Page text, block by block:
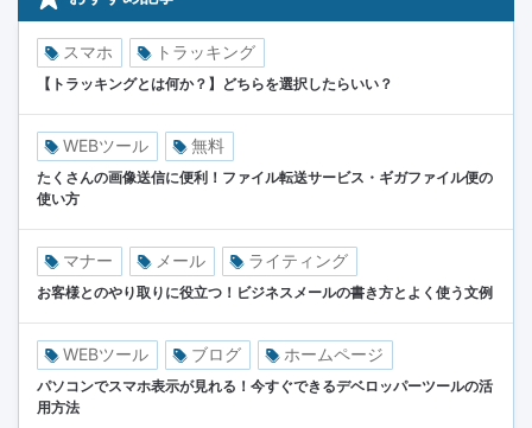
スマホ トラッキング
【トラッキングとは何か？】どちらを選択したらいい？
WEBツール 無料
たくさんの画像送信に便利！ファイル転送サービス・ギガファイル便の
使い方
マナー メール ライティング
お客様とのやり取りに役立つ！ビジネスメールの書き方とよく使う文例
WEBツール ブログ ホームページ
パソコンでスマホ表示が見れる！今すぐできるデベロッパーツールの活
用方法